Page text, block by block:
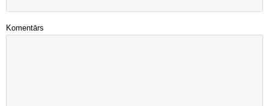
Komentārs